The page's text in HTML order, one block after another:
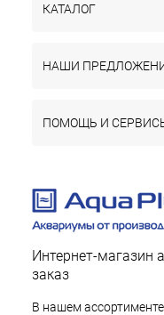
КАТАЛОГ
НАШИ
ПОМОЩЬ И
Интернет-магазин
заказ
В нашем